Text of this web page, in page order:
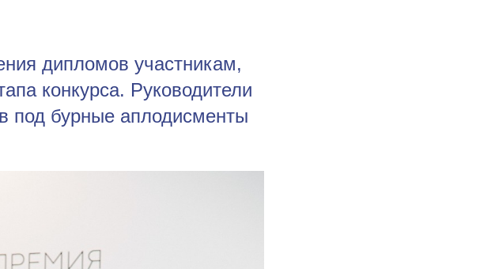
дипломов участникам,
конкурса. Руководители
под бурные аплодисменты